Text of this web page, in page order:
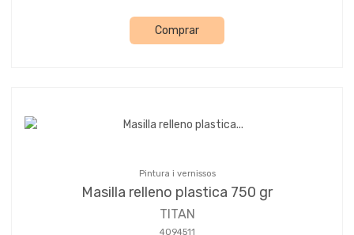
Comprar
Pintura i vernissos
Masilla relleno plastica 750 gr
TITAN
4094511